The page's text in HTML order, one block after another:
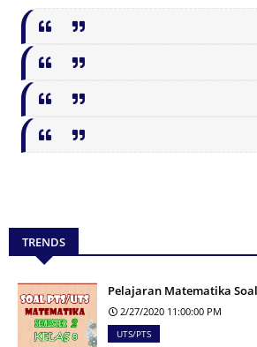
TRENDS
Pelajaran Matematika Soal
2/27/2020 11:00:00 PM
UTS/PTS